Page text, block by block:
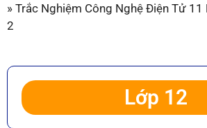
» Trắc Nghiệm Công Nghệ Điện Tử
2
Lớp 12